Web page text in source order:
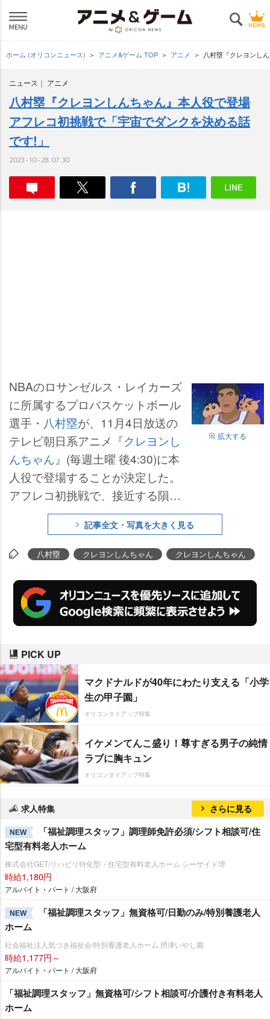
ホーム (オリコンニュース) アニメ&ゲーム TOP アニメ 八村塁『クレヨンし
ニュース アニメ
八村塁『クレヨンしんちゃん』本人役で登場
アフレコ初挑戦で「宇宙でダンクを決める話
です!」
2023-10-28 07:30
拡大する
NBAのロサンゼルス・レイカーズ
に所属するプロバスケットボール
選手・ 八村塁が、11月4日放送の
テレビ朝日系アニメ『クレヨンし
んちゃん 』(毎週土曜 後4:30)に本
人役で登場することが決定した。
アフレコ初挑戦で、接近する隕石
をダンクで破壊する物語に「しん
ちゃんと一緒に宇宙でダンクを決
める話です!」とコメントを寄せ
記事全文・写真を大きく見る
八村塁 クレヨンしんちゃん クレヨンしんちゃん
PICK UP
マクドナルドが40年にわたり支える「小学
生の甲子園」
オリコンタイアップ特集
イケメンてんこ盛り！尊すぎる男子の純情
ラブに胸キュン
オリコンタイアップ特集
求人特集 さらに見る
NEW
「福祉調理スタッフ」調理師免許必須/シフト相談可/住
宅型有料老人ホーム
株式会社GET/リハビリ特化型・住宅型有料老人ホーム シーサイド堺
時給1,180円
アルバイト・パート / 大阪府
NEW
「福祉調理スタッフ」無資格可/日勤のみ/特別養護老人
ホーム
社会福祉法人気づき福祉会/特別養護老人ホーム 摂津いやし園
時給1,177円～
アルバイト・パート / 大阪府
「福祉調理スタッフ」無資格可/シフト相談可/介護付き有料老人
ホーム